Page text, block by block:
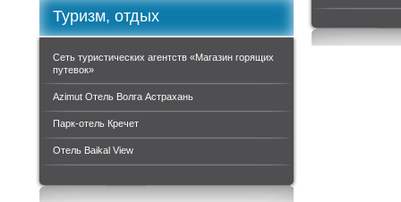
Туризм, отдых
Сеть туристических агентств «Магазин горящих
путевок»
Azimut Отель Волга Астрахань
Парк-отель Кречет
Отель Baikal View